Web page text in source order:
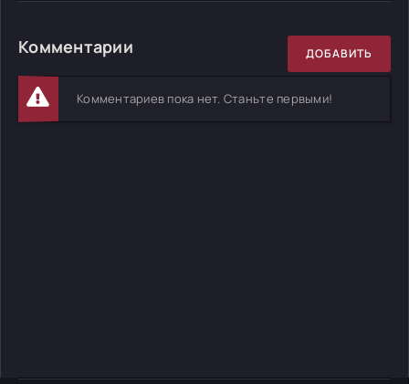
Комментарии ДОБАВИТЬ
Комментариев пока нет. Станьте первыми!